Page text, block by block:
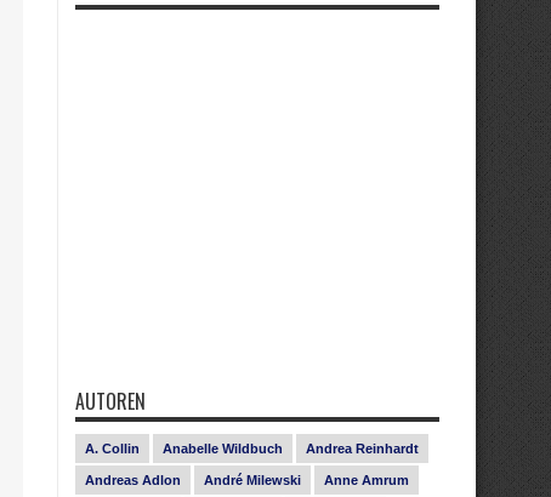
AUTOREN
A. Collin Anabelle Wildbuch Andrea Reinhardt
Andreas Adlon André Milewski Anne Amrum